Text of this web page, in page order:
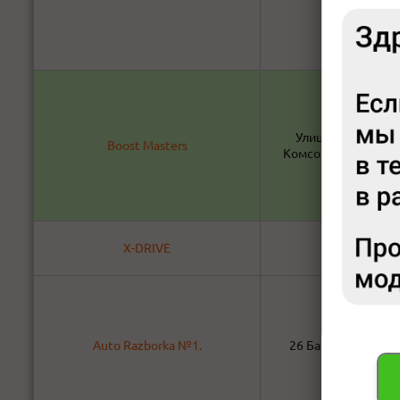
Boost Masters
​​Улица
КомсоМОЛЛ
X-DRIVE ул.Сурикова
Auto Razborka №1. 26 Бакинских